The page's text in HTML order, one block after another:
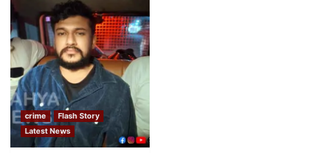
crime
Flash Story
Latest News